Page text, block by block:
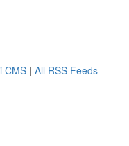
CMS | All RSS Feeds